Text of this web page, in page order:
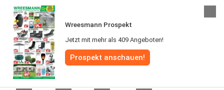
Wreesmann Prospekt
Jetzt mit mehr als 409 Angeboten!
Prospekt anschauen!
ist.
Alle Rechte vorbehalten © Prospektangebote.de 2026 |
|Allgemeine Geschäftsbedingungen